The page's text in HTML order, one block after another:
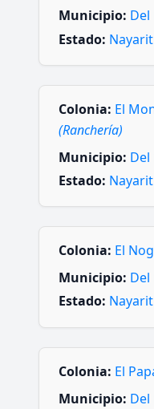
Municipio: Del
Estado: Nayarit
Colonia: El
(Ranchería)
Municipio: Del
Estado: Nayarit
Colonia: El
Municipio: Del
Estado: Nayarit
Colonia: El
Municipio: Del